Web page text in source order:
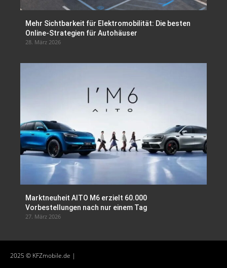
Mehr Sichtbarkeit für Elektromobilität: Die besten
Online-Strategien für Autohäuser
28. März 2026
Marktneuheit AITO M6 erzielt 60.000
Vorbestellungen nach nur einem Tag
27. März 2026
2025 © KFZmobile.de |